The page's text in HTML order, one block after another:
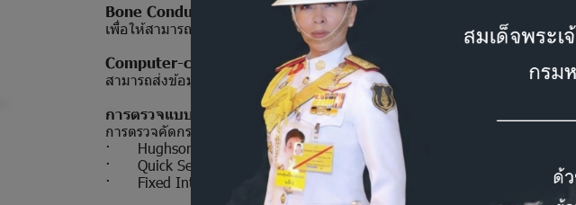
Bone Conduction license
เพื่อให้สามารถตรวจคัดกรองการได้ยินด้วยเสียงบริสุทธิ์ผ่านกระดูกและสามารถใ
Computer-connectivity license
สามารถส่งข้อมูลผลตรวจไปเก็บไว้ในฐานข้อมูลในโปรแกรม Maestro หรือ โปรแ
การตรวจแบบอัตโนมัติ
การตรวจคัดกรองการได้ยินด้วยเสียงบริสุทธิ์แบบอัตโนมัติสามารถเลือกโปรโตค
· Hughson- Westlake
· Quick Search
· Fixed Intensity